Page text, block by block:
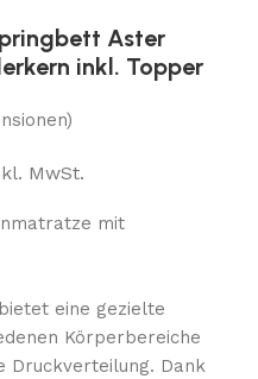
Aster
inkl. Topper
MwSt.
mit
eine gezielte
Körperbereiche
Druckverteilung. Dank